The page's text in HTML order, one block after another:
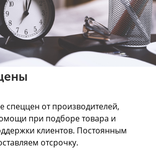
спеццен от производителей,
при подборе товара и
клиентов. Постоянным
отсрочку.